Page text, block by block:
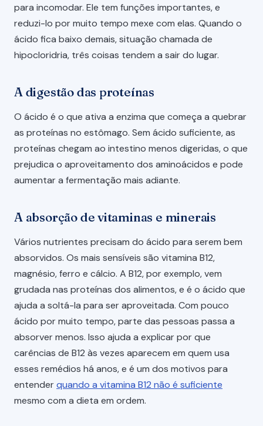
para incomodar. Ele tem funções importantes, e
reduzi-lo por muito tempo mexe com elas. Quando o
ácido fica baixo demais, situação chamada de
hipocloridria, três coisas tendem a sair do lugar.
A digestão das proteínas
O ácido é o que ativa a enzima que começa a quebrar
as proteínas no estômago. Sem ácido suficiente, as
proteínas chegam ao intestino menos digeridas, o que
prejudica o aproveitamento dos aminoácidos e pode
aumentar a fermentação mais adiante.
A absorção de vitaminas e minerais
Vários nutrientes precisam do ácido para serem bem
absorvidos. Os mais sensíveis são vitamina B12,
magnésio, ferro e cálcio. A B12, por exemplo, vem
grudada nas proteínas dos alimentos, e é o ácido que
ajuda a soltá-la para ser aproveitada. Com pouco
ácido por muito tempo, parte das pessoas passa a
absorver menos. Isso ajuda a explicar por que
carências de B12 às vezes aparecem em quem usa
esses remédios há anos, e é um dos motivos para
entenderquando a vitamina B12 não é suficiente
mesmo com a dieta em ordem.